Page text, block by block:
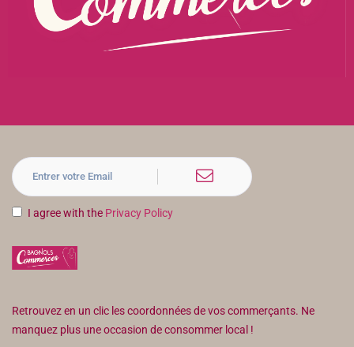
I agree with the Privacy Policy
Retrouvez en un clic les coordonnées de vos commerçants. Ne
manquez plus une occasion de consommer local !